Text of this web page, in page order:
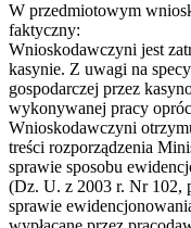
W przedmiotowym
faktyczny:
Wnioskodawczyni jest
kasynie. Z uwagi na
gospodarczej przez
wykonywanej pracy
Wnioskodawczyni
treści rozporządzenia
sprawie sposobu
(Dz. U. z 2003 r. Nr 102,
sprawie